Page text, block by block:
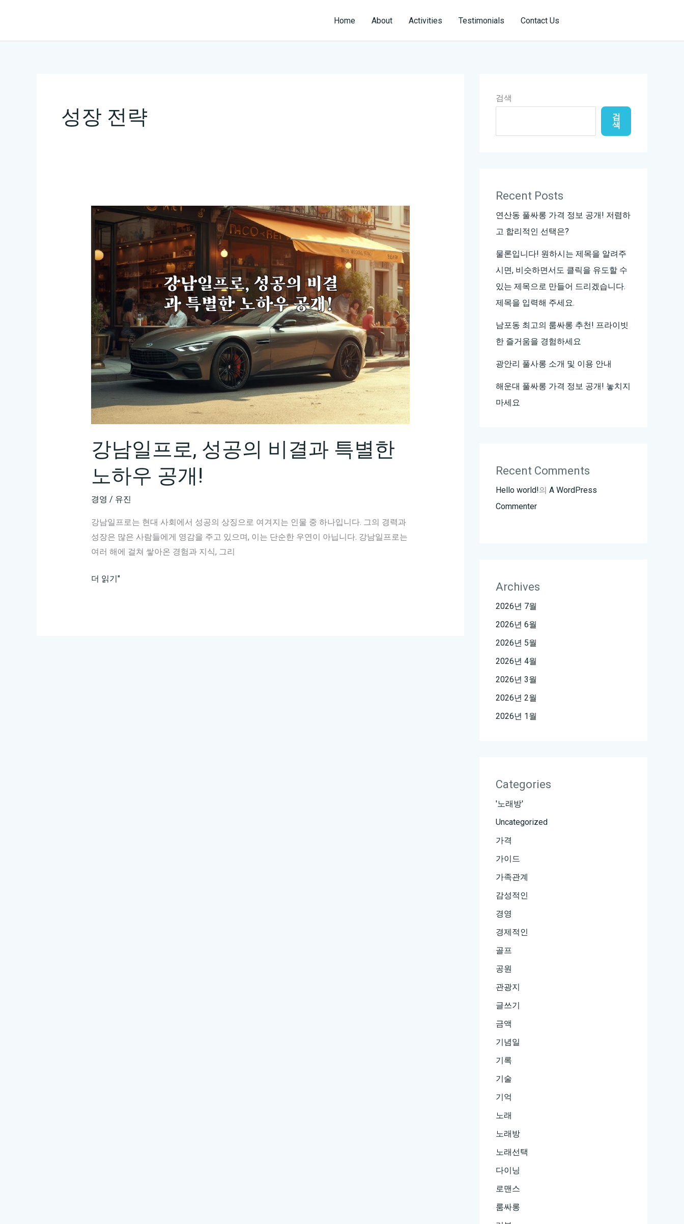
Home About Activities Testimonials Contact Us
성장 전략
강남일프로, 성공의 비결과 특별한
노하우 공개!
경영 / 유진
강남일프로는 현대 사회에서 성공의 상징으로 여겨지는 인물 중 하나입니다. 그의 경력과
성장은 많은 사람들에게 영감을 주고 있으며, 이는 단순한 우연이 아닙니다. 강남일프로는
여러 해에 걸쳐 쌓아온 경험과 지식, 그리
강
더 읽기"
검색
검
색
Recent Posts
연산동 풀싸롱 가격 정보 공개! 저렴하
고 합리적인 선택은?
물론입니다! 원하시는 제목을 알려주
시면, 비슷하면서도 클릭을 유도할 수
있는 제목으로 만들어 드리겠습니다.
제목을 입력해 주세요.
남포동 최고의 룸싸롱 추천! 프라이빗
한 즐거움을 경험하세요
광안리 풀사롱 소개 및 이용 안내
해운대 풀싸롱 가격 정보 공개! 놓치지
마세요
Recent Comments
Hello world!의 A WordPress
Commenter
Archives
2026년 7월
2026년 6월
2026년 5월
2026년 4월
2026년 3월
2026년 2월
2026년 1월
Categories
'노래방'
Uncategorized
가격
가이드
가족관계
감성적인
경영
경제적인
골프
공원
관광지
글쓰기
금액
기념일
기록
기술
기억
노래
노래방
노래선택
다이닝
로맨스
룸싸롱